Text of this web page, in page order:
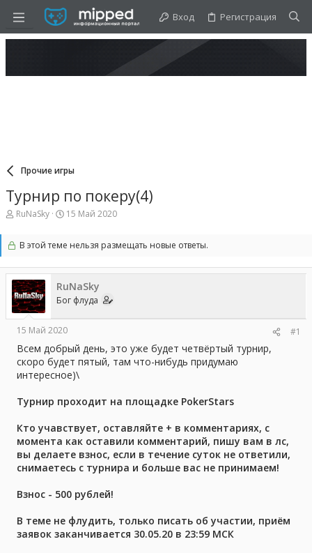
Вход Регистрация
Прочие игры
Турнир по покеру(4)
А
о
т
е
м
ы
RuNaSky
Д
а
а
а
л
15 Май 2020
В этой теме нельзя размещать новые ответы.
RuNaSky
Бог флуда
15 Май 2020 #1
Всем добрый день, это уже будет четвёртый турнир,
скоро будет пятый, там что-нибудь придумаю
интересное)\
Турнир проходит на площадке PokerStars
Кто учавствует, оставляйте + в комментариях, с
момента как оставили комментарий, пишу вам в лс,
вы делаете взнос, если в течение суток не ответили,
снимаетесь с турнира и больше вас не принимаем!
Взнос - 500 рублей!
В теме не флудить, только писать об участии, приём
заявок заканчивается 30.05.20 в 23:59 МСК